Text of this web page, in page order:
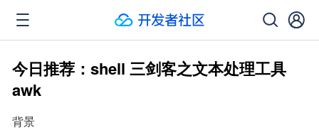
今日推荐：shell 三剑客之文本处理工具
awk
背景